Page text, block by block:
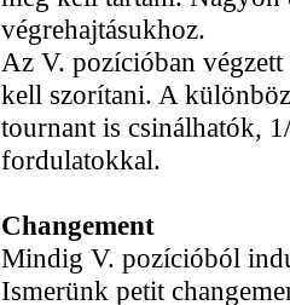
végrehajtásukhoz.
Az V. pozícióban végzett
kell szorítani. A
tournant is csinálhatók,
fordulatokkal.
Changement
Mindig V. pozícióból
Ismerünk petit